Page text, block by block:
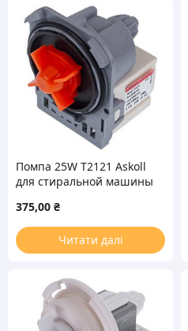
Помпа 25W T2121 Askoll
для стиральной машины
375,00 ₴
Читати далі